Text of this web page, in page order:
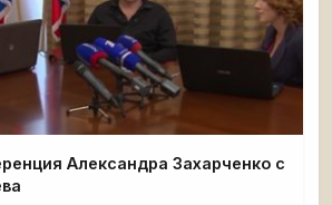
Александра Захарченко с